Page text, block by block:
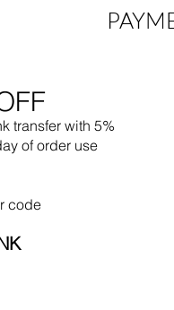
transfer with 5%
of order use
code